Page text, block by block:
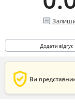
comment
Додати відгук
verified_user Ви